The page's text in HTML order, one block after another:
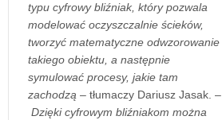
typu cyfrowy bliźniak, który pozwala
modelować oczyszczalnie ścieków,
tworzyć matematyczne odwzorowanie
takiego obiektu, a następnie
symulować procesy, jakie tam
zachodzą – tłumaczy Dariusz Jasak. –
Dzięki cyfrowym bliźniakom można